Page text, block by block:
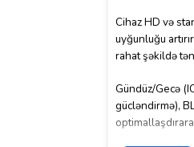
Cihaz HD və
uyğunluğu
rahat şəkildə
Gündüz/Gecə
gücləndirmə),